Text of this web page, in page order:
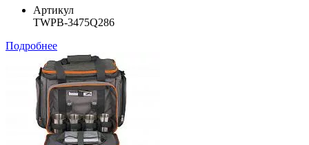
Артикул
TWPB-3475Q286
Подробнее